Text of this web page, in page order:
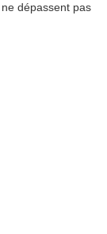
ne dépassent pas